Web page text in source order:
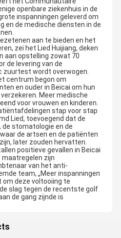
openbare ziekenhuis in de
inspanningen geleverd om
en de medische diensten in de
aan te bieden en het
zei het Lied Huijiang, deken
aan opstelling zowat 70
de levering van de
zuurtest wordt overwogen.
centrum begon om
en ouder in Beicai om hun
Meer medische
voor vrouwen en kinderen.
stap voor stap
Lied, toevoegend dat de
stomatologie en de
de artsen en de patiënten
later zouden hervatten.
positieve gevallen in Beicai
zijn
van het anti-
team, „Meer inspanningen
deze voltooiing te
slag tegen de recentste golf
de gang zijnde is